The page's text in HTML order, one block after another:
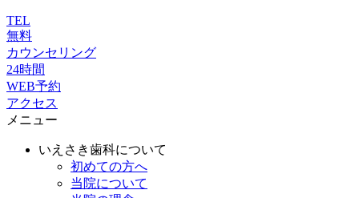
TEL
無料
カウンセリング
24時間
WEB予約
アクセス
メニュー
いえさき歯科について
初めての方へ
当院について